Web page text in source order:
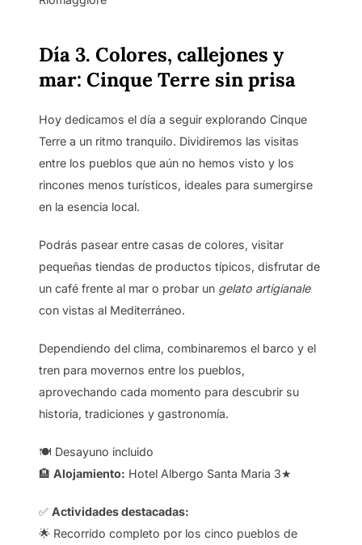
Día 3. Colores, callejones y
mar: Cinque Terre sin prisa
Hoy dedicamos el día a seguir explorando Cinque
Terre a un ritmo tranquilo. Dividiremos las visitas
entre los pueblos que aún no hemos visto y los
rincones menos turísticos, ideales para sumergirse
en la esencia local.
Podrás pasear entre casas de colores, visitar
pequeñas tiendas de productos típicos, disfrutar de
un café frente al mar o probar un gelato artigianale
con vistas al Mediterráneo.
Dependiendo del clima, combinaremos el barco y el
tren para movernos entre los pueblos,
aprovechando cada momento para descubrir su
historia, tradiciones y gastronomía.
🍽️ Desayuno incluido
🏨 Alojamiento: Hotel Albergo Santa Maria 3★
✅ Actividades destacadas:
🌟 Recorrido completo por los cinco pueblos de